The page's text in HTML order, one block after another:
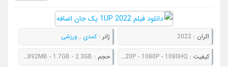
اکران :2022 ژانر :کمدی , ورزشی
کیفیت : 480P - 720P - 1080P - 1080HQ حجم : 633MB - 892MB - 1.7GB - 2.3GB